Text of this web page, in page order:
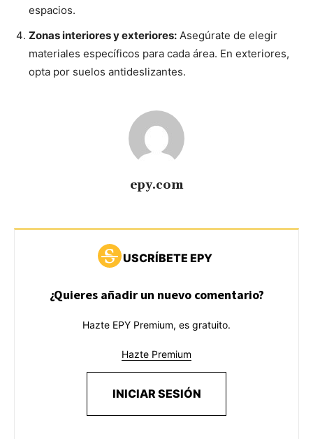
espacios.
Zonas interiores y exteriores: Asegúrate de elegir
materiales específicos para cada área. En exteriores,
opta por suelos antideslizantes.
epy.com
USCRÍBETE EPY
¿Quieres añadir un nuevo comentario?
Hazte EPY Premium, es gratuito.
Hazte Premium
INICIAR SESIÓN